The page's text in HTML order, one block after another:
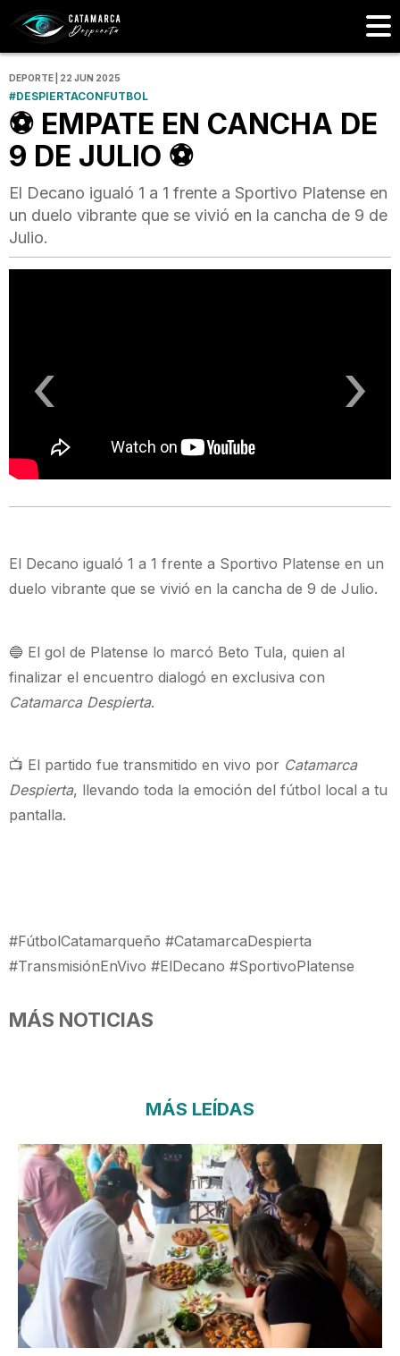
DEPORTE | 22 JUN 2025
#DESPIERTACONFUTBOL
⚽ EMPATE EN CANCHA DE
9 DE JULIO ⚽
El Decano igualó 1 a 1 frente a Sportivo Platense en
un duelo vibrante que se vivió en la cancha de 9 de
Julio.
‹ ›
El Decano igualó 1 a 1 frente a Sportivo Platense en un
duelo vibrante que se vivió en la cancha de 9 de Julio.
🔵 El gol de Platense lo marcó Beto Tula, quien al
finalizar el encuentro dialogó en exclusiva con
Catamarca Despierta.
📺 El partido fue transmitido en vivo por Catamarca
Despierta, llevando toda la emoción del fútbol local a tu
pantalla.
#FútbolCatamarqueño #CatamarcaDespierta
#TransmisiónEnVivo #ElDecano #SportivoPlatense
MÁS NOTICIAS
MÁS LEÍDAS